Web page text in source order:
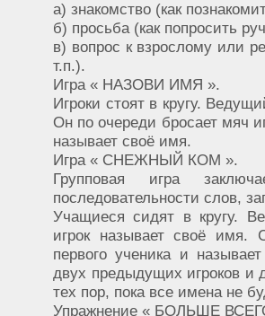
а) знакомство (как
б) просьба (как попросить
в) вопрос к взрослому или
т.п.).
Игра « НАЗОВИ ИМЯ ».
Игроки стоят в кругу.
Он по очереди бросает мяч
называет своё имя.
Игра « СНЕЖНЫЙ КОМ ».
Групповая игра
последовательности слов,
Учащиеся сидят в кругу.
игрок называет своё имя.
первого ученика и
двух предыдущих игроков и
тех пор, пока все имена не
Упражнение « БОЛЬШЕ